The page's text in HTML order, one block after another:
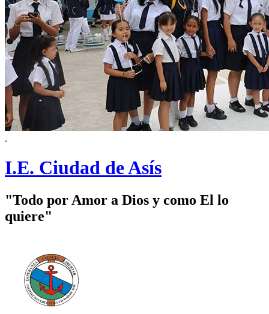
.
I.E. Ciudad de Asís
"Todo por Amor a Dios y como El lo
quiere"